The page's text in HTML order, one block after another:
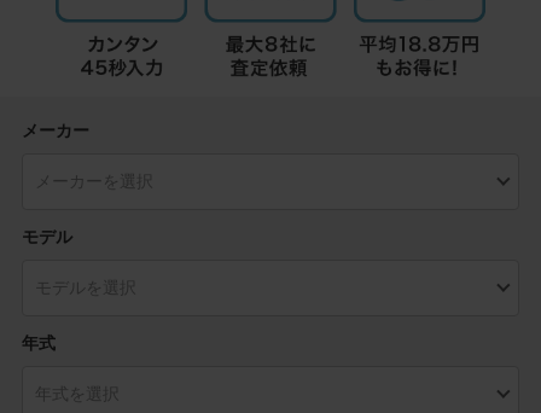
メーカー
モデル
年式